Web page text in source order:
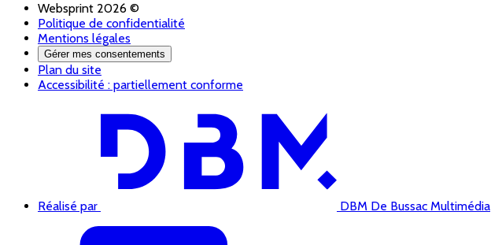
Websprint 2026 ©
Politique de confidentialité
Mentions légales
Gérer mes consentements
Plan du site
Accessibilité : partiellement conforme
Réalisé par DBM De Bussac Multimédia